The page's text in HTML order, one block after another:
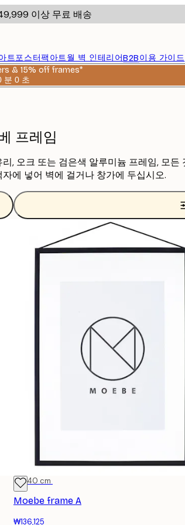
이상 무료 배송
트포스터팩 아트월 벽 인테리어B2B이용 가이드
& 15% off frames*
분 0 초
유
08-
06
프레임
오크 또는 검은색 알루미늄 프레임, 모
에 넣어 벽에 걸거나 창가에 두십시오.
30x40 cm
Moebe frame A
₩136,125